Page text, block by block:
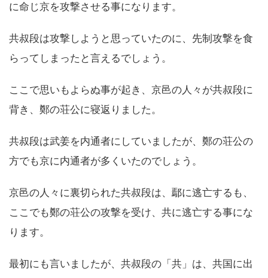
に命じ京を攻撃させる事になります。
共叔段は攻撃しようと思っていたのに、先制攻撃を食
らってしまったと言えるでしょう。
ここで思いもよらぬ事が起き、京邑の人々が共叔段に
背き、鄭の荘公に寝返りました。
共叔段は武姜を内通者にしていましたが、鄭の荘公の
方でも京に内通者が多くいたのでしょう。
京邑の人々に裏切られた共叔段は、鄢に逃亡するも、
ここでも鄭の荘公の攻撃を受け、共に逃亡する事にな
ります。
最初にも言いましたが、共叔段の「共」は、共国に出